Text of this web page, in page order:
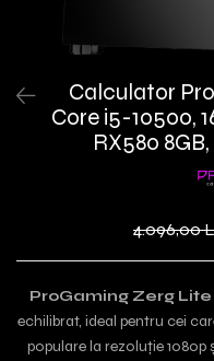
Calculator
Core i5-10500,
RX580
4.096,00
ProGaming Zerg Lite
echilibrat, ideal pentru cei
populare la rezoluție